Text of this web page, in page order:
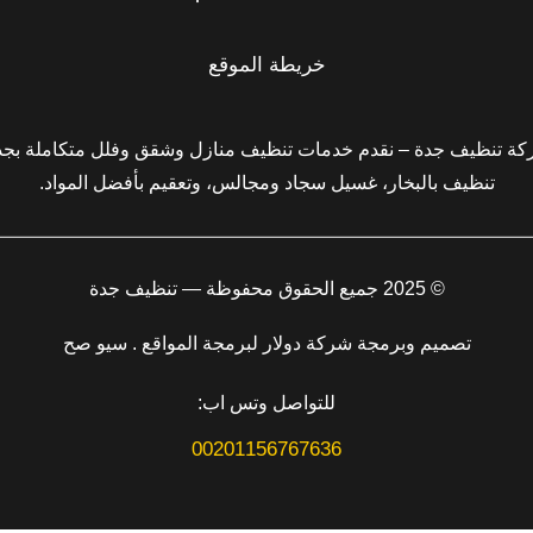
خريطة الموقع
تنظيف جدة – نقدم خدمات تنظيف منازل وشقق وفلل متكاملة
تنظيف بالبخار، غسيل سجاد ومجالس، وتعقيم بأفضل المواد.
© 2025 جميع الحقوق محفوظة — تنظيف جدة
تصميم وبرمجة شركة دولار لبرمجة المواقع . سيو صح
للتواصل وتس اب:
00201156767636